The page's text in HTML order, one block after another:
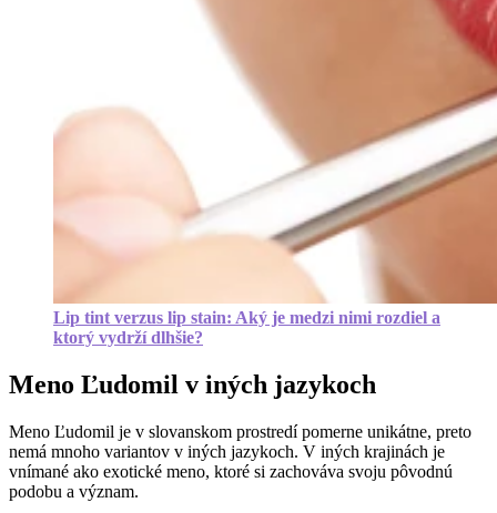
Lip tint verzus lip stain: Aký je medzi nimi rozdiel a
ktorý vydrží dlhšie?
Meno Ľudomil v iných jazykoch
Meno Ľudomil je v slovanskom prostredí pomerne unikátne, preto
nemá mnoho variantov v iných jazykoch. V iných krajinách je
vnímané ako exotické meno, ktoré si zachováva svoju pôvodnú
podobu a význam.